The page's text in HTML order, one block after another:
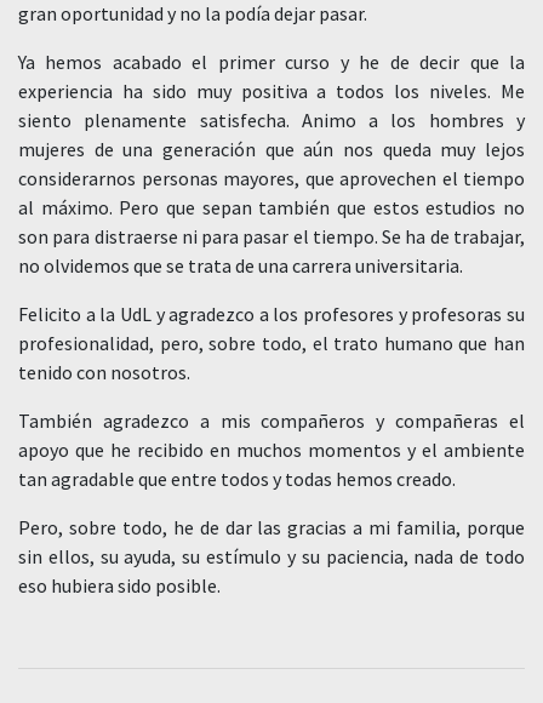
gran oportunidad y no la podía dejar pasar.
Ya hemos acabado el primer curso y he de decir que la
experiencia ha sido muy positiva a todos los niveles. Me
siento plenamente satisfecha. Animo a los hombres y
mujeres de una generación que aún nos queda muy lejos
considerarnos personas mayores, que aprovechen el tiempo
al máximo. Pero que sepan también que estos estudios no
son para distraerse ni para pasar el tiempo. Se ha de trabajar,
no olvidemos que se trata de una carrera universitaria.
Felicito a la UdL y agradezco a los profesores y profesoras su
profesionalidad, pero, sobre todo, el trato humano que han
tenido con nosotros.
También agradezco a mis compañeros y compañeras el
apoyo que he recibido en muchos momentos y el ambiente
tan agradable que entre todos y todas hemos creado.
Pero, sobre todo, he de dar las gracias a mi familia, porque
sin ellos, su ayuda, su estímulo y su paciencia, nada de todo
eso hubiera sido posible.